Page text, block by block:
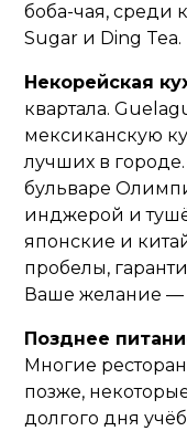
боба-чая, среди
Sugar и Ding Tea.
Некорейская
квартала.
мексиканскую
лучших в
бульваре
инджерой и
японские и
пробелы,
Ваше желание —
Позднее
Многие
позже,
долгого дня